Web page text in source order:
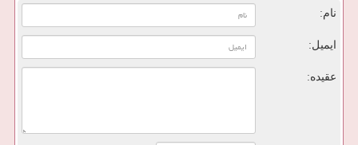
نام:
ایمیل:
عقیده: